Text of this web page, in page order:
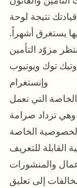
نتيجة لوحة
يستغرق أشهراً.
توك ويوتيوب
وإنستغرام
التي تعمل
الخاصة
للتعريف
والمنشورات
إلى تعليق